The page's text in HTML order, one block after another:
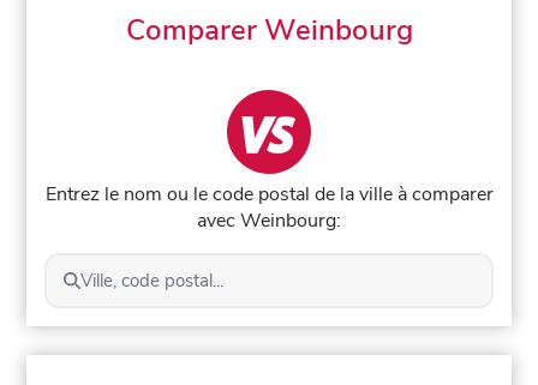
Comparer Weinbourg
Entrez le nom ou le code postal de la ville à comparer
avec Weinbourg:
Ville, code postal...